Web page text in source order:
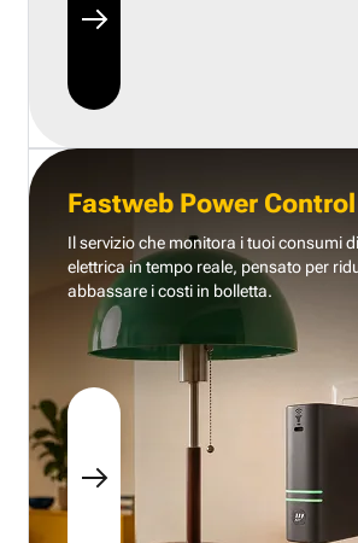
Fastweb Power Control
Il servizio che monitora i tuoi consumi
elettrica in tempo reale, pensato per
abbassare i costi in bolletta.